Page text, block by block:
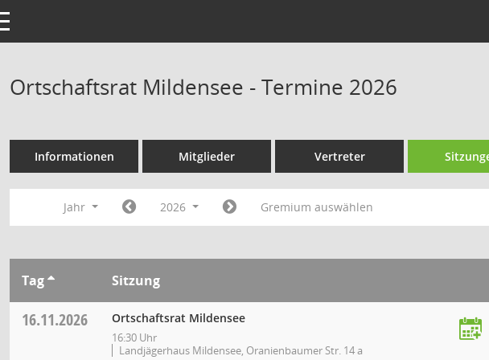
navigation
Ortschaftsrat Mildensee - Termine 2026
Informationen Mitglieder Vertreter
Jahr 2026 Gremium auswählen
Tag Sitzung
16.11.2026 Ortschaftsrat Mildensee
16:30 Uhr
Landjägerhaus Mildensee, Oranienbaumer Str. 14 a